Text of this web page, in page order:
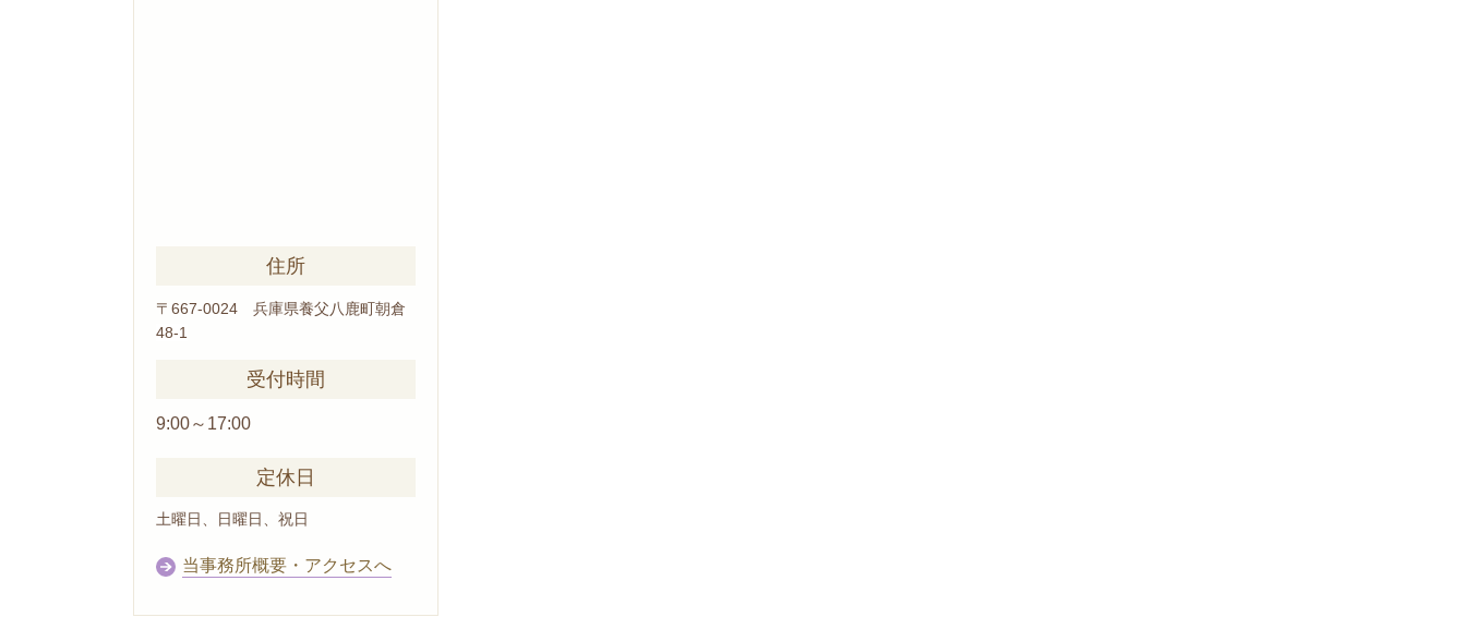
住所
〒667-0024 兵庫県養父八鹿町朝倉
48-1
受付時間
9:00～17:00
定休日
土曜日、日曜日、祝日
当事務所概要・アクセスへ